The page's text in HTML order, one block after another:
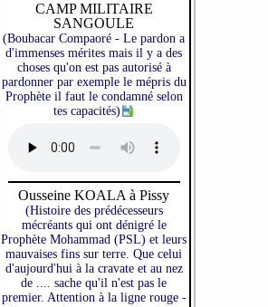
CAMP MILITAIRE
SANGOULE
(Boubacar Compaoré - Le pardon a
d'immenses mérites mais il y a des
choses qu'on est pas autorisé à
pardonner par exemple le mépris du
Prophète il faut le condamné selon
tes capacités)
Ousseine KOALA à Pissy
(Histoire des prédécesseurs
mécréants qui ont dénigré le
Prophète Mohammad (PSL) et leurs
mauvaises fins sur terre. Que celui
d'aujourd'hui à la cravate et au nez
de .... sache qu'il n'est pas le
premier. Attention à la ligne rouge -